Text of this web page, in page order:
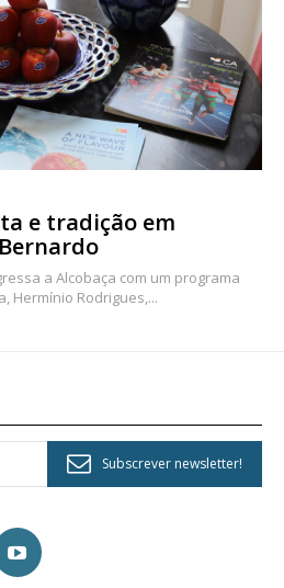
e tradição em
a Alcobaça com um programa
Hermínio Rodrigues,...
Subscrever newsletter!